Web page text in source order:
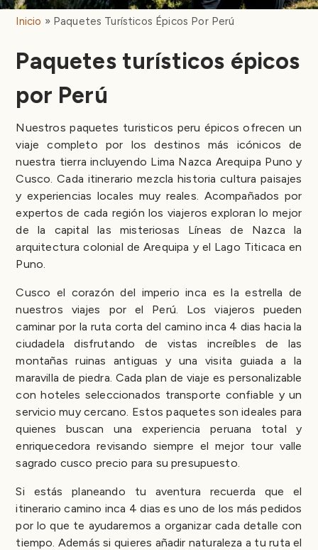
Inicio Paquetes Turísticos Épicos Por Perú
Paquetes turísticos épicos
por Perú
Nuestros paquetes turisticos peru épicos ofrecen un
viaje completo por los destinos más icónicos de
nuestra tierra incluyendo Lima Nazca Arequipa Puno y
Cusco. Cada itinerario mezcla historia cultura paisajes
y experiencias locales muy reales. Acompañados por
expertos de cada región los viajeros exploran lo mejor
de la capital las misteriosas Líneas de Nazca la
arquitectura colonial de Arequipa y el Lago Titicaca en
Puno.
Cusco el corazón del imperio inca es la estrella de
nuestros viajes por el Perú. Los viajeros pueden
caminar por la ruta corta del camino inca 4 dias hacia la
ciudadela disfrutando de vistas increíbles de las
montañas ruinas antiguas y una visita guiada a la
maravilla de piedra. Cada plan de viaje es personalizable
con hoteles seleccionados transporte confiable y un
servicio muy cercano. Estos paquetes son ideales para
quienes buscan una experiencia peruana total y
enriquecedora revisando siempre el mejor tour valle
sagrado cusco precio para su presupuesto.
Si estás planeando tu aventura recuerda que el
itinerario camino inca 4 dias es uno de los más pedidos
por lo que te ayudaremos a organizar cada detalle con
tiempo. Además si quieres añadir naturaleza a tu ruta el